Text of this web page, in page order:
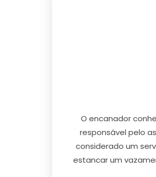
O encanador
responsável pelo
considerado um
estancar um